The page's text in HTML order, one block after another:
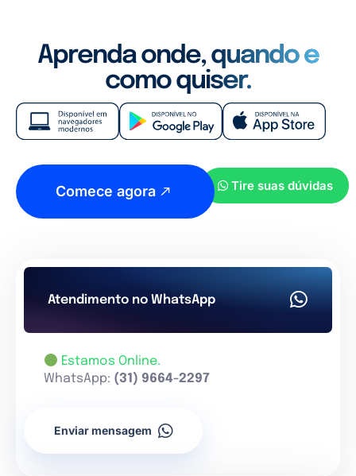
Aprenda onde, quando e
como quiser.
Comece agora Tire suas dúvidas
Atendimento no WhatsApp
Estamos Online.
WhatsApp: (31) 9664-2297
Enviar mensagem